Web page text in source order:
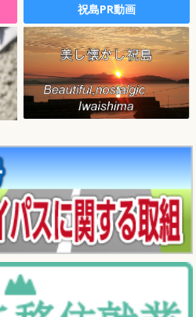
祝島PR動画